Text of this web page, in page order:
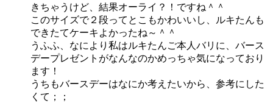
きちゃうけど、結果オーライ？！ですね＾＾
このサイズで２段ってとこもかわいいし、ルキたんも
できたてケーキよかったね～＾＾
うふふ、なにより私はルキたんご本人バリに、バース
デープレゼントがなんなのかめっちゃ気になっており
ます！
うちもバースデーはなにか考えたいから、参考にした
くて；；